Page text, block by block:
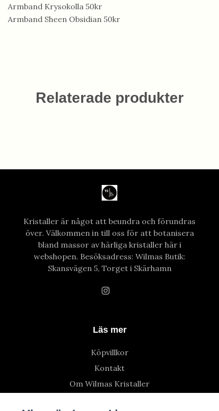
Armband Krysokolla 50kr
Armband Sheen Obsidian 50kr
Relaterade produkter
Kristaller är något att beundra och förundras
över. Välkommen in till oss för att botanisera
bland massor av härliga kristaller här i
webshopen. Besöksadress: Wilmas Butik:
Skansvägen 5, Torget i Skärhamn
Läs mer
Köpvillkor
Kontakt
Om Wilmas Kristaller